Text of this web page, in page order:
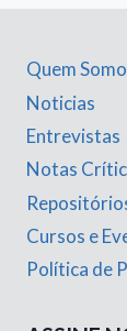
Quem
Noticias
Entrevistas
Notas
Cursos e
Política de